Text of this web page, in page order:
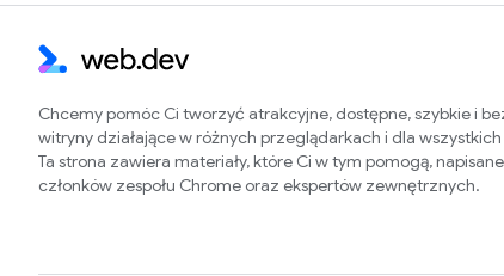
Chcemy pomóc Ci tworzyć atrakcyjne, dostępne, szybkie i
witryny działające w różnych przeglądarkach i dla
Ta strona zawiera materiały, które Ci w tym pomogą,
członków zespołu Chrome oraz ekspertów zewnętrznych.